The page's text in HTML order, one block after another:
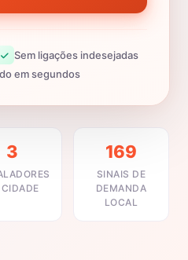
Sem ligações indesejadas
em segundos
3 169
SINAIS DE
DEMANDA
LOCAL